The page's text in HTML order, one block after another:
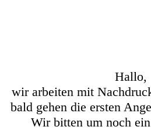
Hallo,
wir arbeiten mit
bald gehen die ersten
Wir bitten um noch